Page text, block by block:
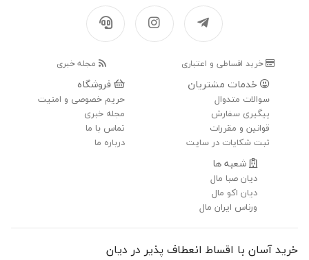
خرید اقساطی و اعتباری مجله خبری
خدمات مشتریان
سوالات متدوال
پیگیری سفارش
قوانین و مقررات
ثبت شکایات در سایت
فروشگاه
حریم خصوصی و امنیت
مجله خبری
تماس با ما
درباره ما
شعبه ها
دیان صبا مال
دیان اکو مال
ورناس ایران مال
خرید آسان با اقساط انعطاف پذیر در دیان